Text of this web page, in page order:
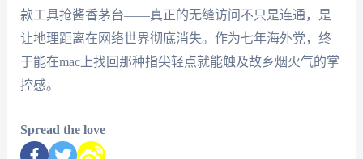
款工具抢酱香茅台——真正的无缝访问不只是连通，是
让地理距离在网络世界彻底消失。作为七年海外党，终
于能在mac上找回那种指尖轻点就能触及故乡烟火气的掌
控感。
Spread the love